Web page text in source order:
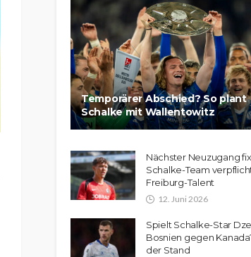
Temporärer Abschied? So plant
Schalke mit Wallentowitz
Nächster Neuzugang
Schalke-Team
Freiburg-Talent
12. Juni 2026
Spielt Schalke-Star
Bosnien gegen
der Stand